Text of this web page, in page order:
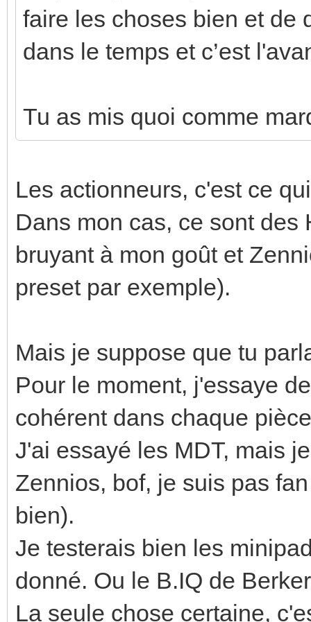
faire les choses bien et de
dans le temps et c’est
Tu as mis quoi comme
Les actionneurs, c'est ce
Dans mon cas, ce sont des
bruyant à mon goût et
preset par exemple).
Mais je suppose que tu
Pour le moment, j'essaye
cohérent dans chaque
J'ai essayé les MDT, mais
Zennios, bof, je suis pas
bien).
Je testerais bien les
donné. Ou le B.IQ de
La seule chose certaine,